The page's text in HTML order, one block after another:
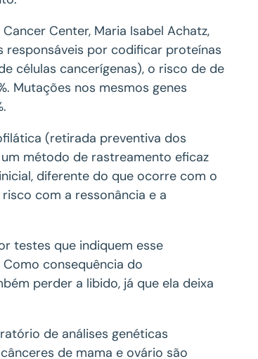
Center, Maria Isabel Achatz,
responsáveis por codificar proteínas
células cancerígenas), o risco de de
Mutações nos mesmos genes
(retirada preventiva dos
método de rastreamento eficaz
diferente do que ocorre com o
com a ressonância e a
testes que indiquem esse
Como consequência do
perder a libido, já que ela deixa
de análises genéticas
de mama e ovário são